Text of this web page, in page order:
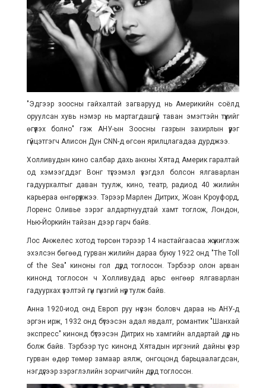
"Эдгээр зоосны гайхалтай загварууд нь Америкийн соёлд
оруулсан хувь нэмэр нь мартагдашгүй таван эмэгтэйн түүхийг
өгүүлэх болно" гэж АНУ-ын Зоосны газрын захирлын үүрэг
гүйцэтгэгч Алисон Дун CNN-д өгсөн ярилцлагадаа дурджээ.
Холливудын кино салбар дахь анхны Хятад Америк гаралтай
од хэмээгддэг Вонг түгээмэл үзэгдэл болсон ялгаварлан
гадуурхалтыг даван туулж, кино, театр, радиод 40 жилийн
карьераа өнгөрүүлжээ. Тэрээр Марлен Дитрих, Жоан Кроуфорд,
Лоренс Оливье зэрэг алдартнуудтай хамт тоглож, Лондон,
Нью-Йоркийн тайзан дээр гарч байв.
Лос Анжелес хотод төрсөн тэрээр 14 настайгаасаа жүжиглэж
эхэлсэн бөгөөд гурван жилийн дараа буюу 1922 онд "The Toll
of the Sea" киноны гол дүрд тоглосон. Тэрбээр олон арван
кинонд тоглосон ч Холливудад арьс өнгөөр ялгаварлан
гадуурхах үзэлтэй гүн гүнзгий нүүр тулж байв.
Анна 1920-иод онд Европ руу нүүсэн боловч дараа нь АНУ-д
эргэн ирж, 1932 онд бүтээсэн адал явдалт, романтик "Шанхай
экспресс" кинонд бүтээсэн Дитрих нь хамгийн алдартай дүр нь
болж байв. Тэрбээр тус кинонд Хятадын иргэний дайны үеэр
гурван өдөр төмөр замаар аялж, онгоцонд барьцаалагдсан,
нэгдүгээр зэрэглэлийн зорчигчийн дүрд тоглосон.